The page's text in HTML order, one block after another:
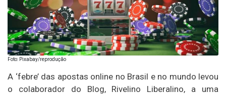
Foto: Pixabay/reprodução
A ‘febre’ das apostas online no Brasil e no mundo levou
o colaborador do Blog, Rivelino Liberalino, a uma